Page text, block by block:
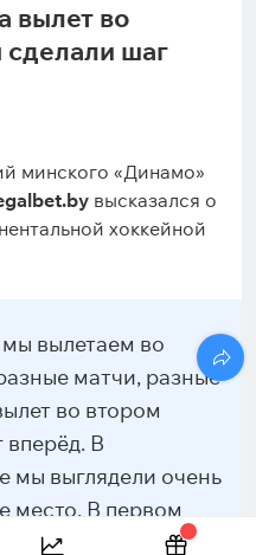
вылет во
шаг
минского «Динамо»
высказался о
хоккейной
вылетаем во
матчи, разные
во втором
В
мы выглядели очень
место. В первом
московское